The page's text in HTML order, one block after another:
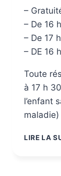
–
– De 16
– De 17
– DE 16
Toute
à 17 h
l’enfant
LIRE LA